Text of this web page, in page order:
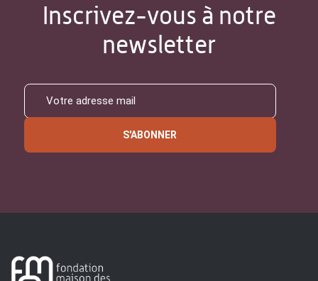
Inscrivez-vous à notre
newsletter
S'ABONNER